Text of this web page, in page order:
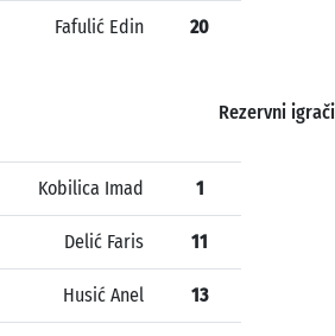
Fafulić Edin 20
Rezervni igrači
Kobilica Imad 1
Delić Faris 11
Husić Anel 13